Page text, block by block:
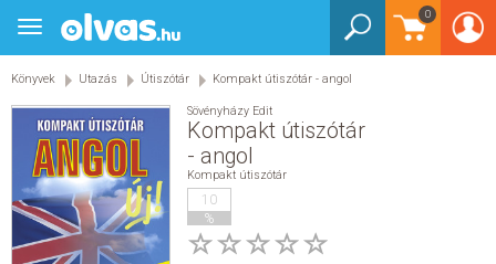
0
Toggle
navigation
Könyvek Utazás Útiszótár Kompakt útiszótár - angol
Sövényházy Edit
Kompakt útiszótár
- angol
Kompakt útiszótár
10
%
BEJELENTKEZÉS
KÖNYVEK
E-KÖNYVEK
EGYÉB TERMÉKEK
STAR WARS